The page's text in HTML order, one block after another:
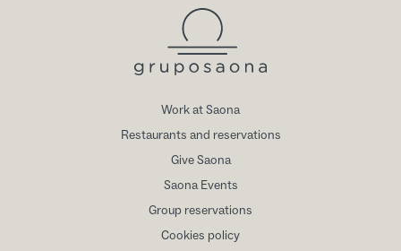
Work at Saona
Restaurants and reservations
Give Saona
Saona Events
Group reservations
Cookies policy